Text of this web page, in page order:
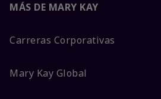
MÁS DE MARY KAY
Carreras Corporativas
Mary Kay Global